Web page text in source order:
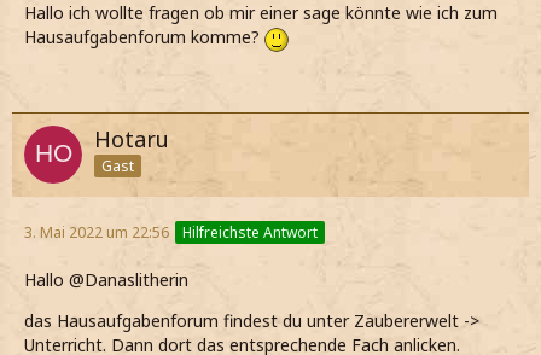
Hallo ich wollte fragen ob mir einer sage könnte wie ich zum
Hausaufgabenforum komme?
Hotaru
Gast
3. Mai 2022 um 22:56 Hilfreichste Antwort
Hallo @Danaslitherin
das Hausaufgabenforum findest du unter Zaubererwelt ->
Unterricht. Dann dort das entsprechende Fach anlicken.